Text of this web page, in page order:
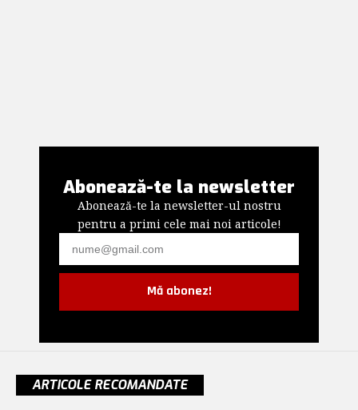
Abonează-te la newsletter
Abonează-te la newsletter-ul nostru
pentru a primi cele mai noi articole!
Mă abonez!
ARTICOLE RECOMANDATE